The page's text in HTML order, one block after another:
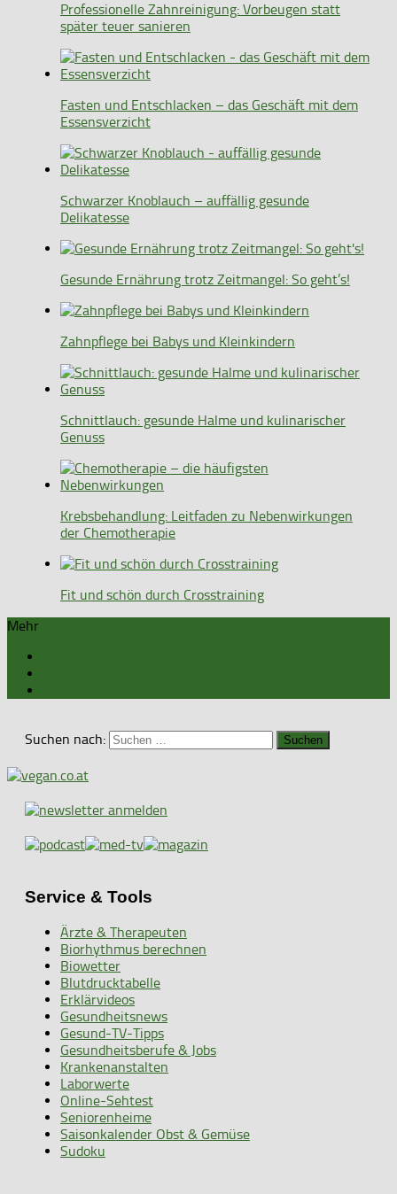
Professionelle Zahnreinigung: Vorbeugen statt
später teuer sanieren
Fasten und Entschlacken – das Geschäft mit dem
Essensverzicht
Schwarzer Knoblauch – auffällig gesunde
Delikatesse
Gesunde Ernährung trotz Zeitmangel: So geht’s!
Zahnpflege bei Babys und Kleinkindern
Schnittlauch: gesunde Halme und kulinarischer
Genuss
Krebsbehandlung: Leitfaden zu Nebenwirkungen
der Chemotherapie
Fit und schön durch Crosstraining
Mehr
Suchen nach:
Service & Tools
Ärzte & Therapeuten
Biorhythmus berechnen
Biowetter
Blutdrucktabelle
Erklärvideos
Gesundheitsnews
Gesund-TV-Tipps
Gesundheitsberufe & Jobs
Krankenanstalten
Laborwerte
Online-Sehtest
Seniorenheime
Saisonkalender Obst & Gemüse
Sudoku